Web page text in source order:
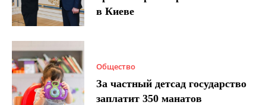
в Киеве
Общество
За частный детсад государство
заплатит 350 манатов